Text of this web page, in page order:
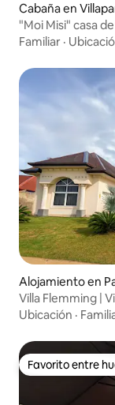
Cabaña en
"Moi Misi" casa
Commewijne
Familiar ·
Alojamiento en
Villa Flemming |
Ubicación ·
Favorito entre
Favorito entre